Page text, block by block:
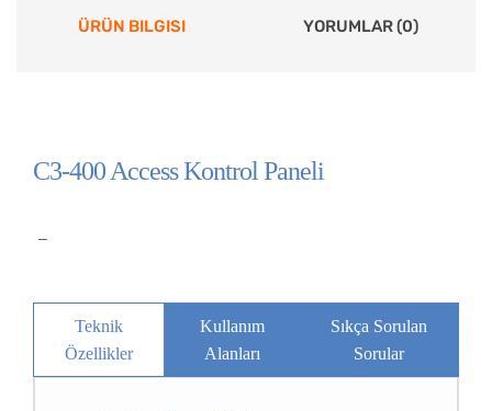
ÜRÜN BILGISI YORUMLAR (0)
C3-400 Access Kontrol Paneli
–
Teknik
Özellikler
Kullanım
Alanları
Sıkça Sorulan
Sorular